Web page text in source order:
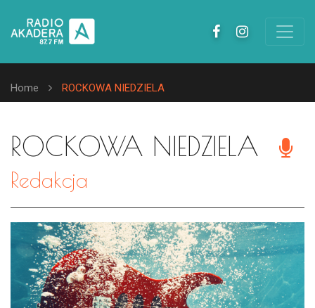
Home ROCKOWA NIEDZIELA
ROCKOWA NIEDZIELA
Redakcja